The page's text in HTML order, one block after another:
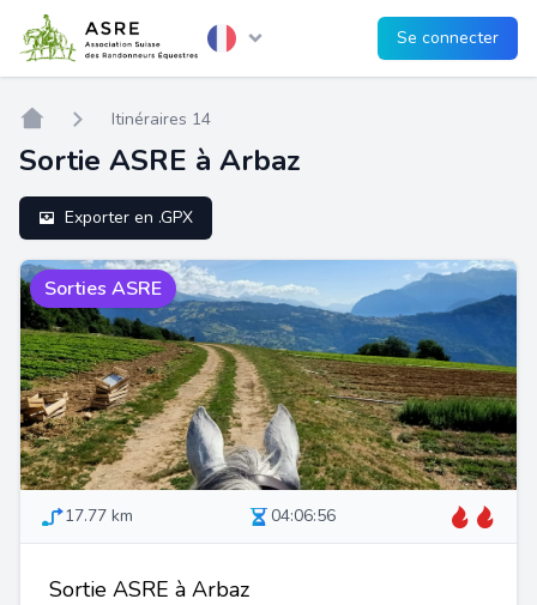
Se connecter
Home Itinéraires 14
Sortie ASRE à Arbaz
Exporter en .GPX
Sorties ASRE
17.77 km 04:06:56
Sortie ASRE à Arbaz